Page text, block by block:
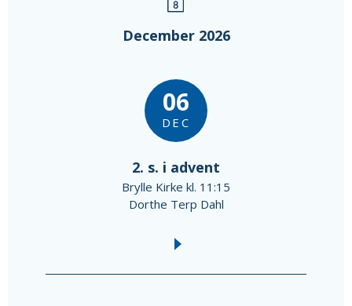
December 2026
06
DEC
2. s. i advent
Brylle Kirke kl. 11:15
Dorthe Terp Dahl